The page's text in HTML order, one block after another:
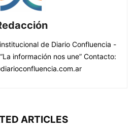
de Diario Confluencia -
información nos une” Contacto:
ARTICLES